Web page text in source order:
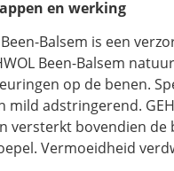
en werking
Been-Balsem is een
Been-Balsem
op de benen.
mild adstringerend.
versterkt bovendien de
Vermoeidheid